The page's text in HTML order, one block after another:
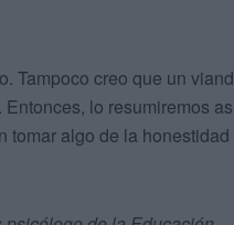
Tampoco creo que un
lo resumiremos
algo de la